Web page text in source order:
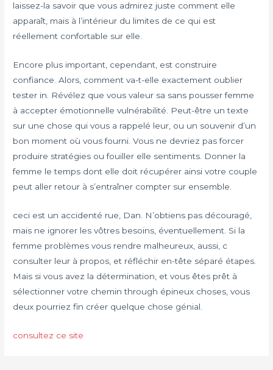
laissez-la savoir que vous admirez juste comment elle
apparaît, mais à l’intérieur du limites de ce qui est
réellement confortable sur elle.
Encore plus important, cependant, est construire
confiance. Alors, comment va-t-elle exactement oublier
tester in. Révélez que vous valeur sa sans pousser femme
à accepter émotionnelle vulnérabilité. Peut-être un texte
sur une chose qui vous a rappelé leur, ou un souvenir d’un
bon moment où vous fourni. Vous ne devriez pas forcer
produire stratégies ou fouiller elle sentiments. Donner la
femme le temps dont elle doit récupérer ainsi votre couple
peut aller retour à s’entraîner compter sur ensemble.
ceci est un accidenté rue, Dan. N’obtiens pas découragé,
mais ne ignorer les vôtres besoins, éventuellement. Si la
femme problèmes vous rendre malheureux, aussi, c
consulter leur à propos, et réfléchir en-tête séparé étapes.
Mais si vous avez la détermination, et vous êtes prêt à
sélectionner votre chemin through épineux choses, vous
deux pourriez fin créer quelque chose génial.
consultez ce site